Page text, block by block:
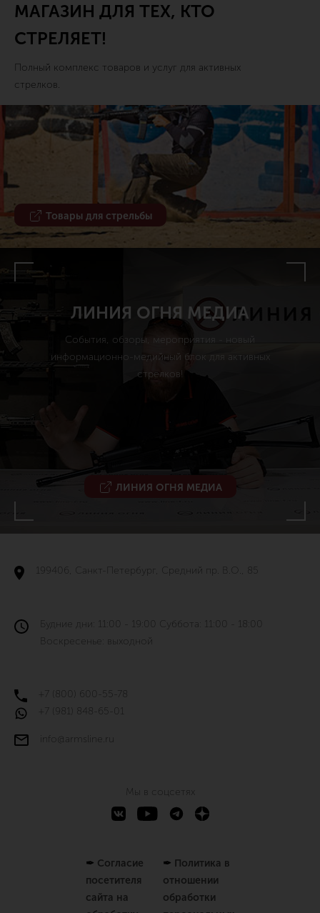
ЛИНИЯ ОГНЯ МЕДИА
События, обзоры, мероприятия - новый
информационно-медийный блок для активных
стрелков!
ЛИНИЯ ОГНЯ МЕДИА
МАГАЗИН ДЛЯ ТЕХ, КТО
СТРЕЛЯЕТ!
Полный комплекс товаров и услуг для активных
стрелков.
Товары для стрельбы
199406, Санкт-Петербург, Средний пр. В.О., 85
Будние дни: 11:00 - 19:00 Суббота: 11:00 - 18:00
Воскресенье: выходной
+7 (800) 600-55-78
+7 (981) 848-65-01
info@armsline.ru
Мы в соцсетях
✒ Согласие
посетителя
сайта на
✒ Политика в
отношении
обработки